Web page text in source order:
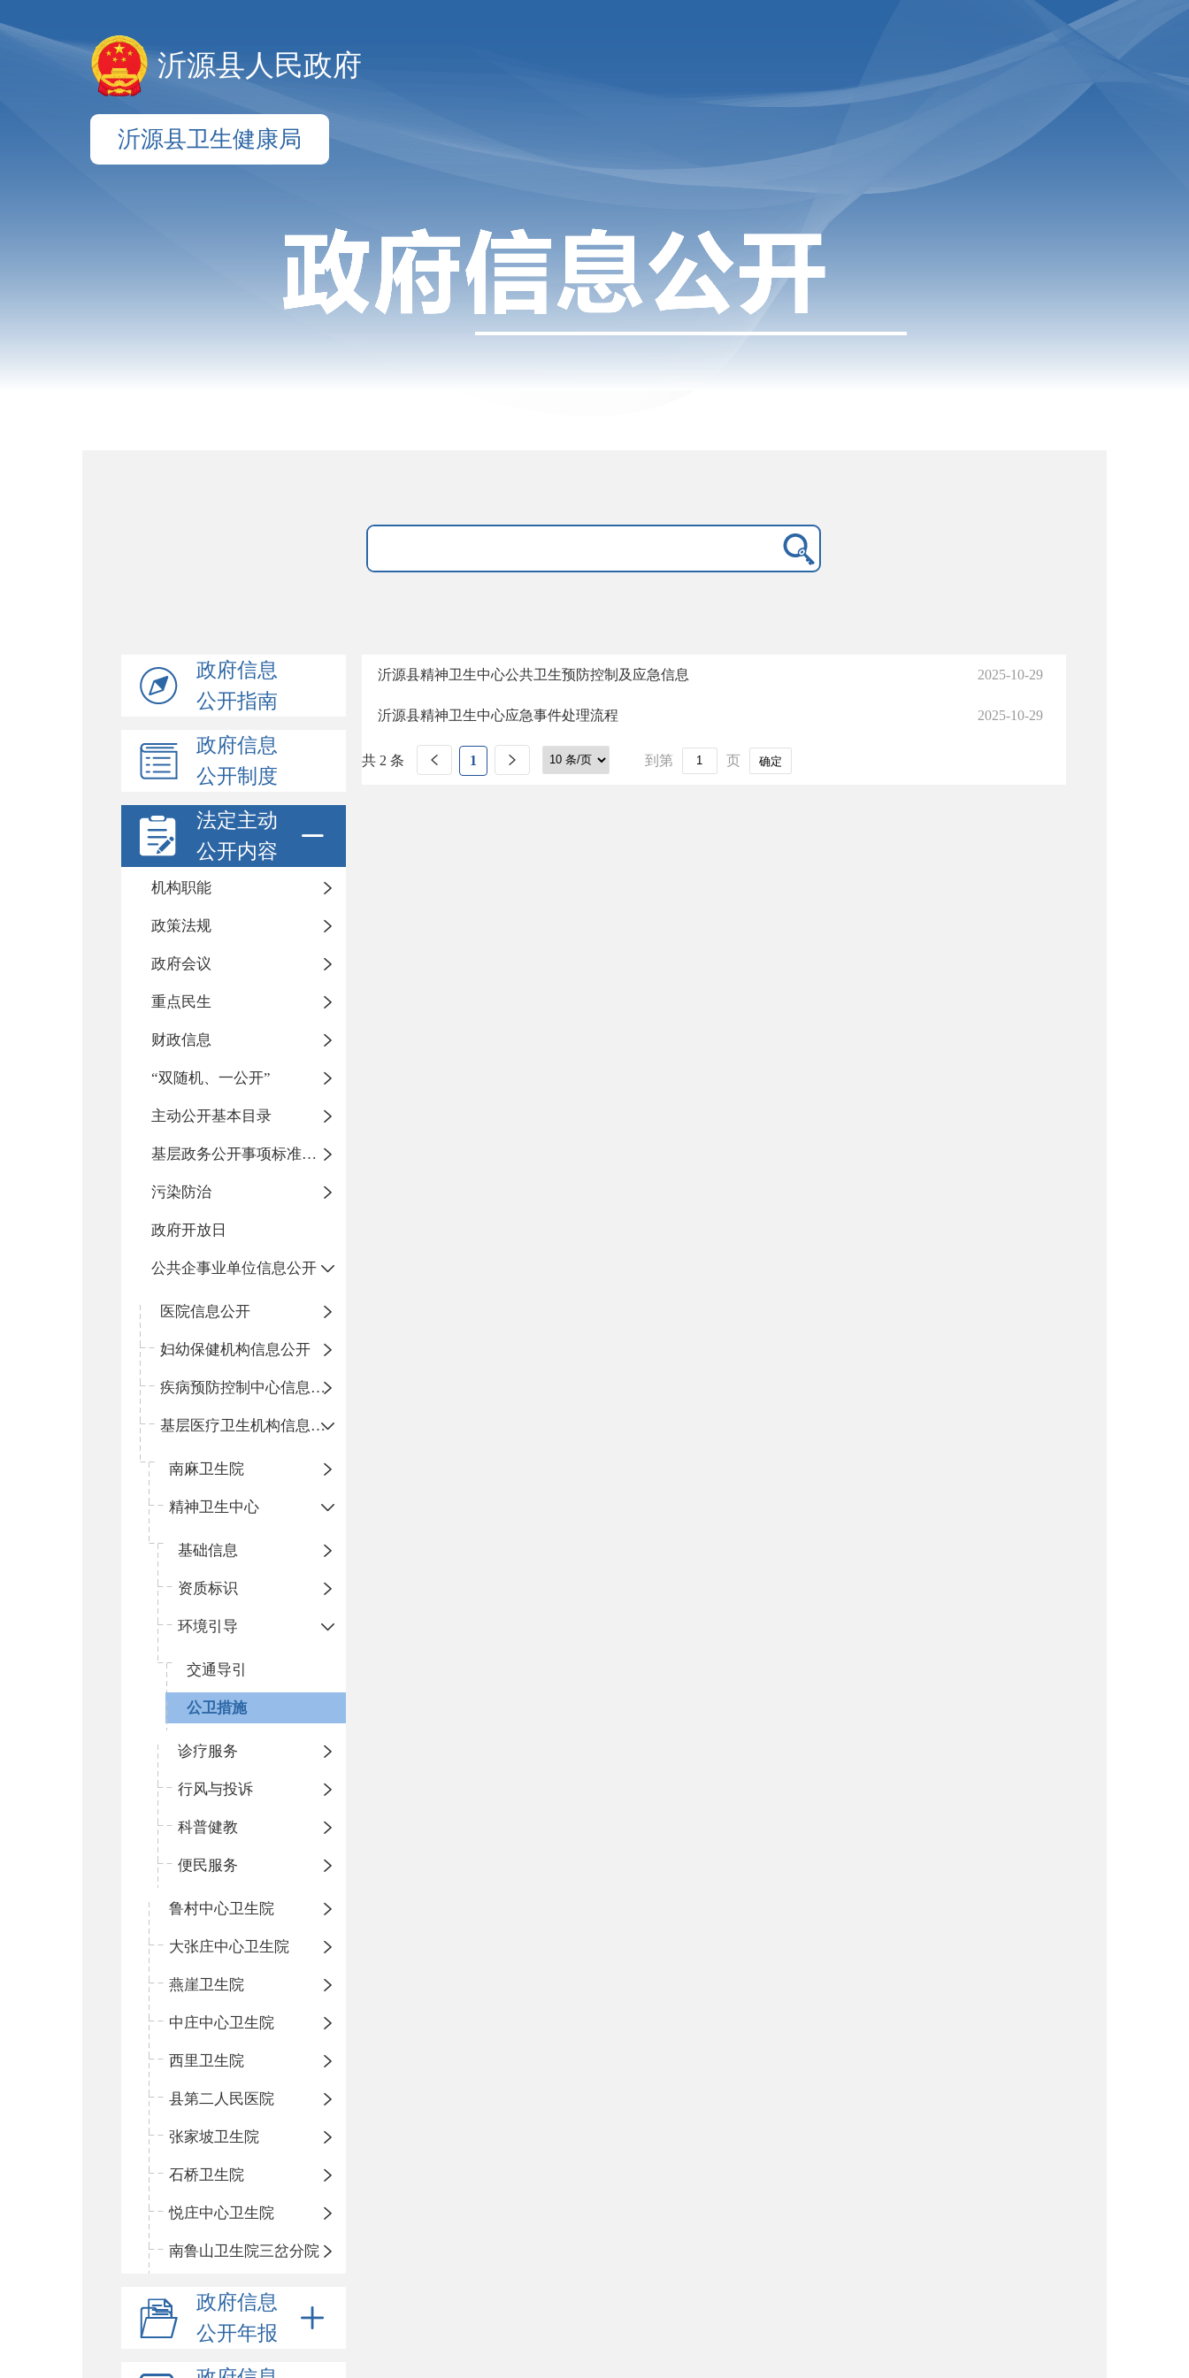
沂源县人民政府
沂源县卫生健康局
政府信息
公开指南
政府信息
公开制度
法定主动
公开内容
机构职能
政策法规
政府会议
重点民生
财政信息
“双随机、一公开”
主动公开基本目录
基层政务公开事项标准目录
污染防治
政府开放日
公共企事业单位信息公开
医院信息公开
妇幼保健机构信息公开
疾病预防控制中心信息公开
基层医疗卫生机构信息公开
南麻卫生院
精神卫生中心
基础信息
资质标识
环境引导
交通导引
公卫措施
诊疗服务
行风与投诉
科普健教
便民服务
鲁村中心卫生院
大张庄中心卫生院
燕崖卫生院
中庄中心卫生院
西里卫生院
县第二人民医院
张家坡卫生院
石桥卫生院
悦庄中心卫生院
南鲁山卫生院三岔分院
政府信息
公开年报
沂源县精神卫生中心公共卫生预防控制及应急信息 2025-10-29
沂源县精神卫生中心应急事件处理流程 2025-10-29
共 2 条 1 到第 页 确定